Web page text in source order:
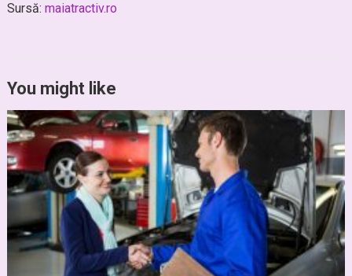
Sursă: maiatractiv.ro
You might like